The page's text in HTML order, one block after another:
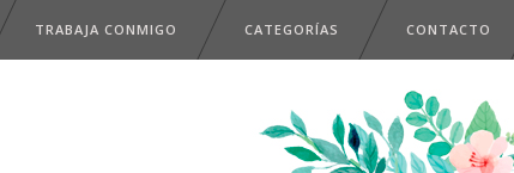
TRABAJA CONMIGO CATEGORÍAS CONTACTO